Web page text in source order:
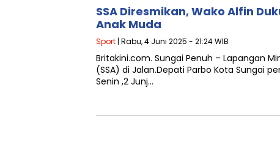
SSA Diresmikan, Wako Alfin
Anak Muda
Sport | Rabu, 4 Juni 2025 - 21:24 WIB
Britakini.com. Sungai Penuh – Lapangan
(SSA) di Jalan.Depati Parbo Kota Sungai
Senin ,2 Junj…